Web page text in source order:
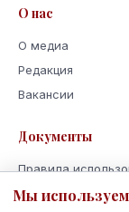
О нас
О медиа
Редакция
Вакансии
Документы
Правила
Политика
Мы